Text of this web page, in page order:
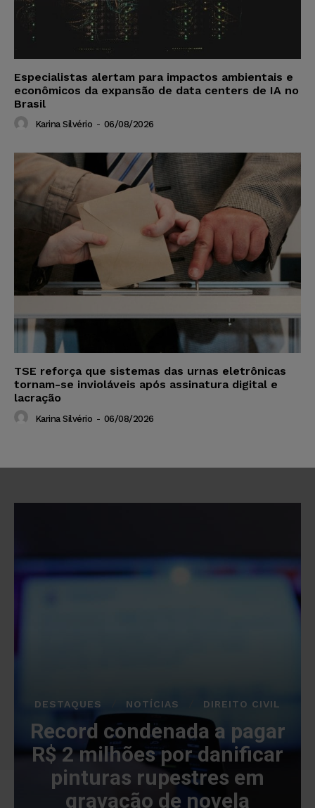
Especialistas alertam para impactos ambientais e
econômicos da expansão de data centers de IA no
Brasil
Karina Silvério - 06/08/2026
TSE reforça que sistemas das urnas eletrônicas
tornam-se invioláveis após assinatura digital e
lacração
Karina Silvério - 06/08/2026